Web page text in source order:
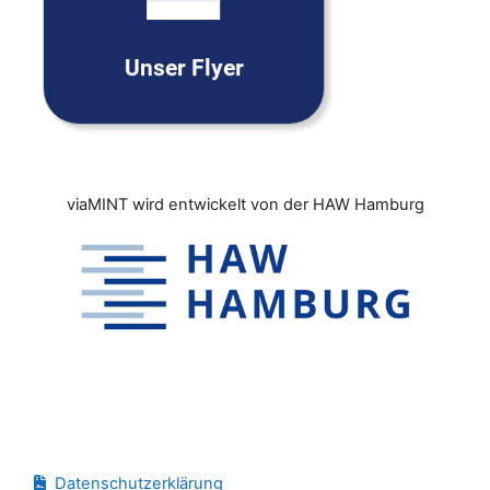
Unser Flyer
download
viaMINT wird entwickelt von der HAW Hamburg
Datenschutzerklärung